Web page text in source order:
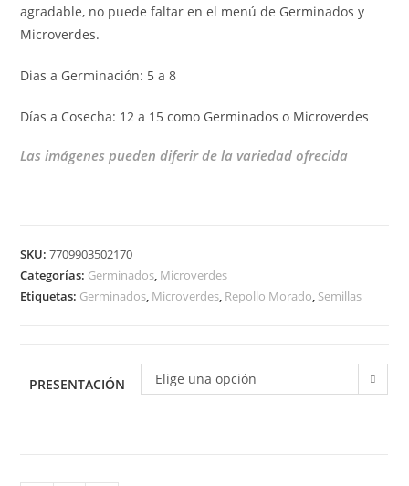
agradable, no puede faltar en el menú de Germinados y
Microverdes.
Dias a Germinación: 5 a 8
Días a Cosecha: 12 a 15 como Germinados o Microverdes
Las imágenes pueden diferir de la variedad ofrecida
SKU:7709903502170
Categorías: Germinados, Microverdes
Etiquetas: Germinados, Microverdes, Repollo Morado, Semillas
PRESENTACIÓN Elige una opción